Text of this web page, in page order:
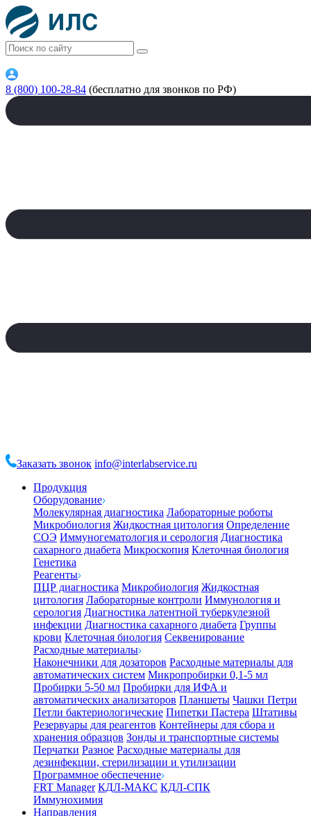
8 (800) 100-28-84 (бесплатно для звонков по РФ)
Заказать звонок info@interlabservice.ru
Продукция
Оборудование
Молекулярная диагностика Лабораторные роботы
Микробиология Жидкостная цитология Определение
СОЭ Иммуногематология и серология Диагностика
сахарного диабета Микроскопия Клеточная биология
Генетика
Реагенты
ПЦР диагностика Микробиология Жидкостная
цитология Лабораторные контроли Иммунология и
серология Диагностика латентной туберкулезной
инфекции Диагностика сахарного диабета Группы
крови Клеточная биология Секвенирование
Расходные материалы
Наконечники для дозаторов Расходные материалы для
автоматических систем Микропробирки 0,1-5 мл
Пробирки 5-50 мл Пробирки для ИФА и
автоматических анализаторов Планшеты Чашки Петри
Петли бактериологические Пипетки Пастера Штативы
Резервуары для реагентов Контейнеры для сбора и
хранения образцов Зонды и транспортные системы
Перчатки Разное Расходные материалы для
дезинфекции, стерилизации и утилизации
Программное обеспечение
FRT Manager КДЛ-МАКС КДЛ-СПК
Иммунохимия
Направления